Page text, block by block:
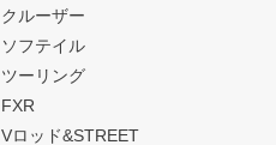
2024.11
By City（バイ シティ）
本総代理店となりました。
2024.10
Dominator Motorcycles（ド
クルーザー
ソフテイル
ツーリング
FXR
Vロッド&STREET